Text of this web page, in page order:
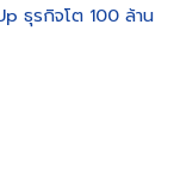
ธุรกิจโต 100 ล้าน